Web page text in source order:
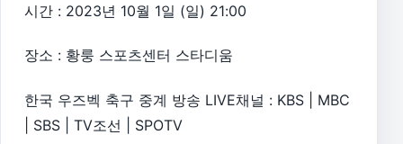
시간 : 2023년 10월 1일 (일) 21:00
장소 : 황룽 스포츠센터 스타디움
한국 우즈벡 축구 중계 방송 LIVE채널 : KBS | MBC
| SBS | TV조선 | SPOTV